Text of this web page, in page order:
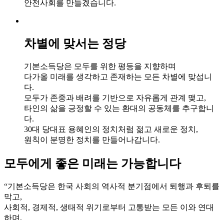
안전사회를 만들겠습니다.
차별에 맞서는 정당
기본소득당은 모두를 위한 평등을 지향하며
다가올 미래를 생각하고 존재하는 모든 차별에 맞섭니
다.
모두가 존중과 배려를 기반으로 자유롭게 관계 맺고,
타인의 삶을 긍정할 수 있는 환대의 공동체를 추구합니
다.
30대 당대표 용혜인의 정치처럼 젊고 새로운 정치,
원칙이 분명한 정치를 만들어나갑니다.
모두에게 좋은 미래는 가능합니다
“기본소득당은 한국 사회의 역사적 분기점에서 퇴행과 후퇴를
막고,
사회적, 경제적, 생태적 위기로부터 고통받는 모든 이와 연대
하며,